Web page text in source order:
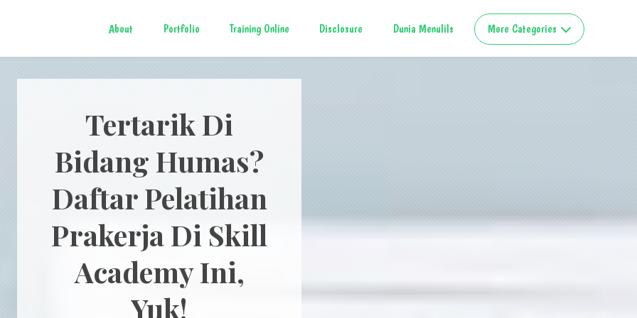
About Portfolio Training Online Disclosure Dunia Menulils More Categories
Tertarik Di
Bidang Humas?
Daftar Pelatihan
Prakerja Di Skill
Academy Ini,
Yuk!